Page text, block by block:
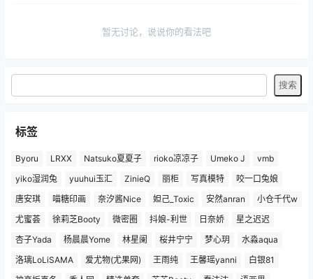
暂无讨论，说说你的看法吧
标签
Byoru LRXX Natsuko夏夏子 rioko凉凉子 Umeko J
vmb
yiko湿润兔
yuuhui玉汇 ZinieQ 丽柜 写真模特
咬一口兔娘
唐安琪
喵糖印画 奈汐酱Nice 妲己_Toxic 安然anran
小仓千代w
尤蜜荟
徐莉芝Booty 微密圈 抖娘-利世 日奈娇
星之迟迟
杏子Yada
杨晨晨Yome 林星阑 桜井宁宁 梦心玥
水淼aqua
洛璃LoLiSAMA
爱尤物(尤果网) 王雨纯 王馨瑶yanni
白银81